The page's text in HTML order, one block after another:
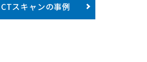
CTスキャンの事例